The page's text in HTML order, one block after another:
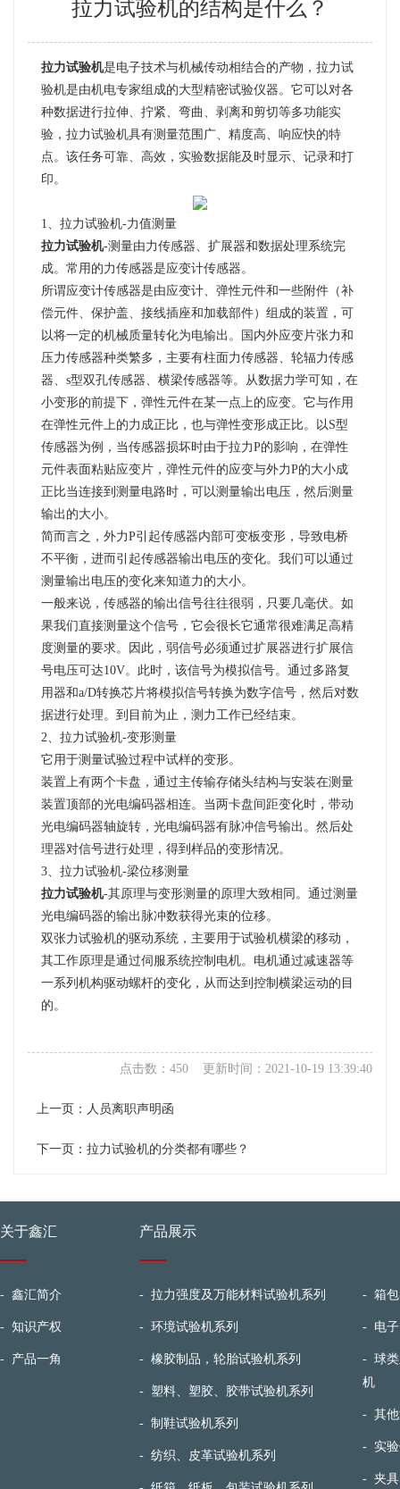
拉力试验机的结构是什么？
拉力试验机是电子技术与机械传动相结合的产物， 拉力试
验机是由机电专家组成的大型精密试验仪器。它可以对各
种数据进行拉伸、拧紧、弯曲、剥离和剪切等多功能实
验，拉力试验机具有测量范围广、精度高、响应快的特
点。该任务可靠、高效，实验数据能及时显示、记录和打
印。
1、拉力试验机-力值测量
拉力试验机-测量由力传感器、扩展器和数据处理系统完
成。常用的力传感器是应变计传感器。
所谓应变计传感器是由应变计、弹性元件和一些附件（补
偿元件、保护盖、接线插座和加载部件）组成的装置，可
以将一定的机械质量转化为电输出。国内外应变片张力和
压力传感器种类繁多，主要有柱面力传感器、轮辐力传感
器、s型双孔传感器、横梁传感器等。从数据力学可知，在
小变形的前提下，弹性元件在某一点上的应变。它与作用
在弹性元件上的力成正比，也与弹性变形成正比。以S型
传感器为例，当传感器损坏时由于拉力P的影响，在弹性
元件表面粘贴应变片，弹性元件的应变与外力P的大小成
正比当连接到测量电路时，可以测量输出电压，然后测量
输出的大小。
简而言之，外力P引起传感器内部可变板变形，导致电桥
不平衡，进而引起传感器输出电压的变化。我们可以通过
测量输出电压的变化来知道力的大小。
一般来说，传感器的输出信号往往很弱，只要几毫伏。如
果我们直接测量这个信号，它会很长它通常很难满足高精
度测量的要求。因此，弱信号必须通过扩展器进行扩展信
号电压可达10V。此时，该信号为模拟信号。通过多路复
用器和a/D转换芯片将模拟信号转换为数字信号，然后对数
据进行处理。到目前为止，测力工作已经结束。
2、拉力试验机-变形测量
它用于测量试验过程中试样的变形。
装置上有两个卡盘，通过主传输存储头结构与安装在测量
装置顶部的光电编码器相连。当两卡盘间距变化时，带动
光电编码器轴旋转，光电编码器有脉冲信号输出。然后处
理器对信号进行处理，得到样品的变形情况。
3、拉力试验机-梁位移测量
拉力试验机-其原理与变形测量的原理大致相同。通过测量
光电编码器的输出脉冲数获得光束的位移。
双张力试验机的驱动系统，主要用于试验机横梁的移动，
其工作原理是通过伺服系统控制电机。电机通过减速器等
一系列机构驱动螺杆的变化，从而达到控制横梁运动的目
的。
点击数：450 更新时间：2021-10-19 13:39:40
上一页： 人员离职声明函
下一页： 拉力试验机的分类都有哪些？
关于鑫汇
- 鑫汇简介
- 知识产权
- 产品一角
产品展示
- 拉力强度及万能材料试验机系列
- 环境试验机系列
- 橡胶制品，轮胎试验机系列
- 塑料、塑胶、胶带试验机系列
- 制鞋试验机系列
- 纺织、皮革试验机系列
-箱
- 电
-球
机
-其
- 实
-夹